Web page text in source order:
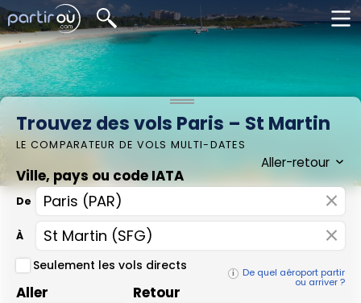
Trouvez des vols Paris – St Martin
LE COMPARATEUR DE VOLS MULTI-DATES
Ville, pays ou code IATA
De ×
À ×
De quel aéroport partir
ou arriver ?
Seulement les vols directs
Aller Retour